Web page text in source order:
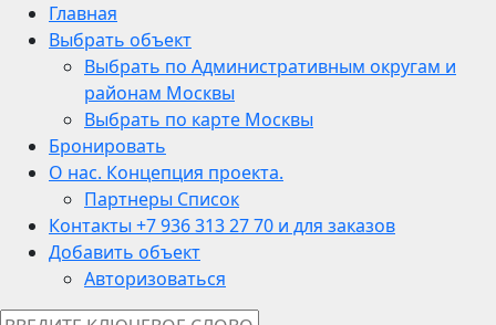
Главная
Выбрать объект
Выбрать по Административным округам и
районам Москвы
Выбрать по карте Москвы
Бронировать
О нас. Концепция проекта.
Партнеры Список
Контакты +7 936 313 27 70 и для заказов
Добавить объект
Авторизоваться